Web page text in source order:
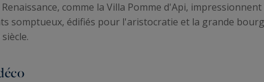
comme la Villa Pomme d'Api,
somptueux, édifiés pour l'aristocratie et la grande